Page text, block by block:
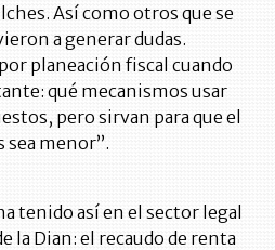
Así como otros que se
a generar dudas.
planeación fiscal cuando
qué mecanismos usar
pero sirvan para que el
sea menor”.
tenido así en el sector legal
la Dian: el recaudo de renta